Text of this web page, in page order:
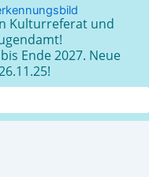
Kulturreferat und
Ende 2027. Neue